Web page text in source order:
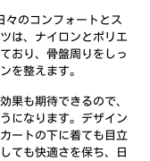
々のコンフォートとス
は、ナイロンとポリエ
おり、骨盤周りをしっ
を整えます。
果も期待できるので、
になります。デザイン
ートの下に着ても目立
ても快適さを保ち、日